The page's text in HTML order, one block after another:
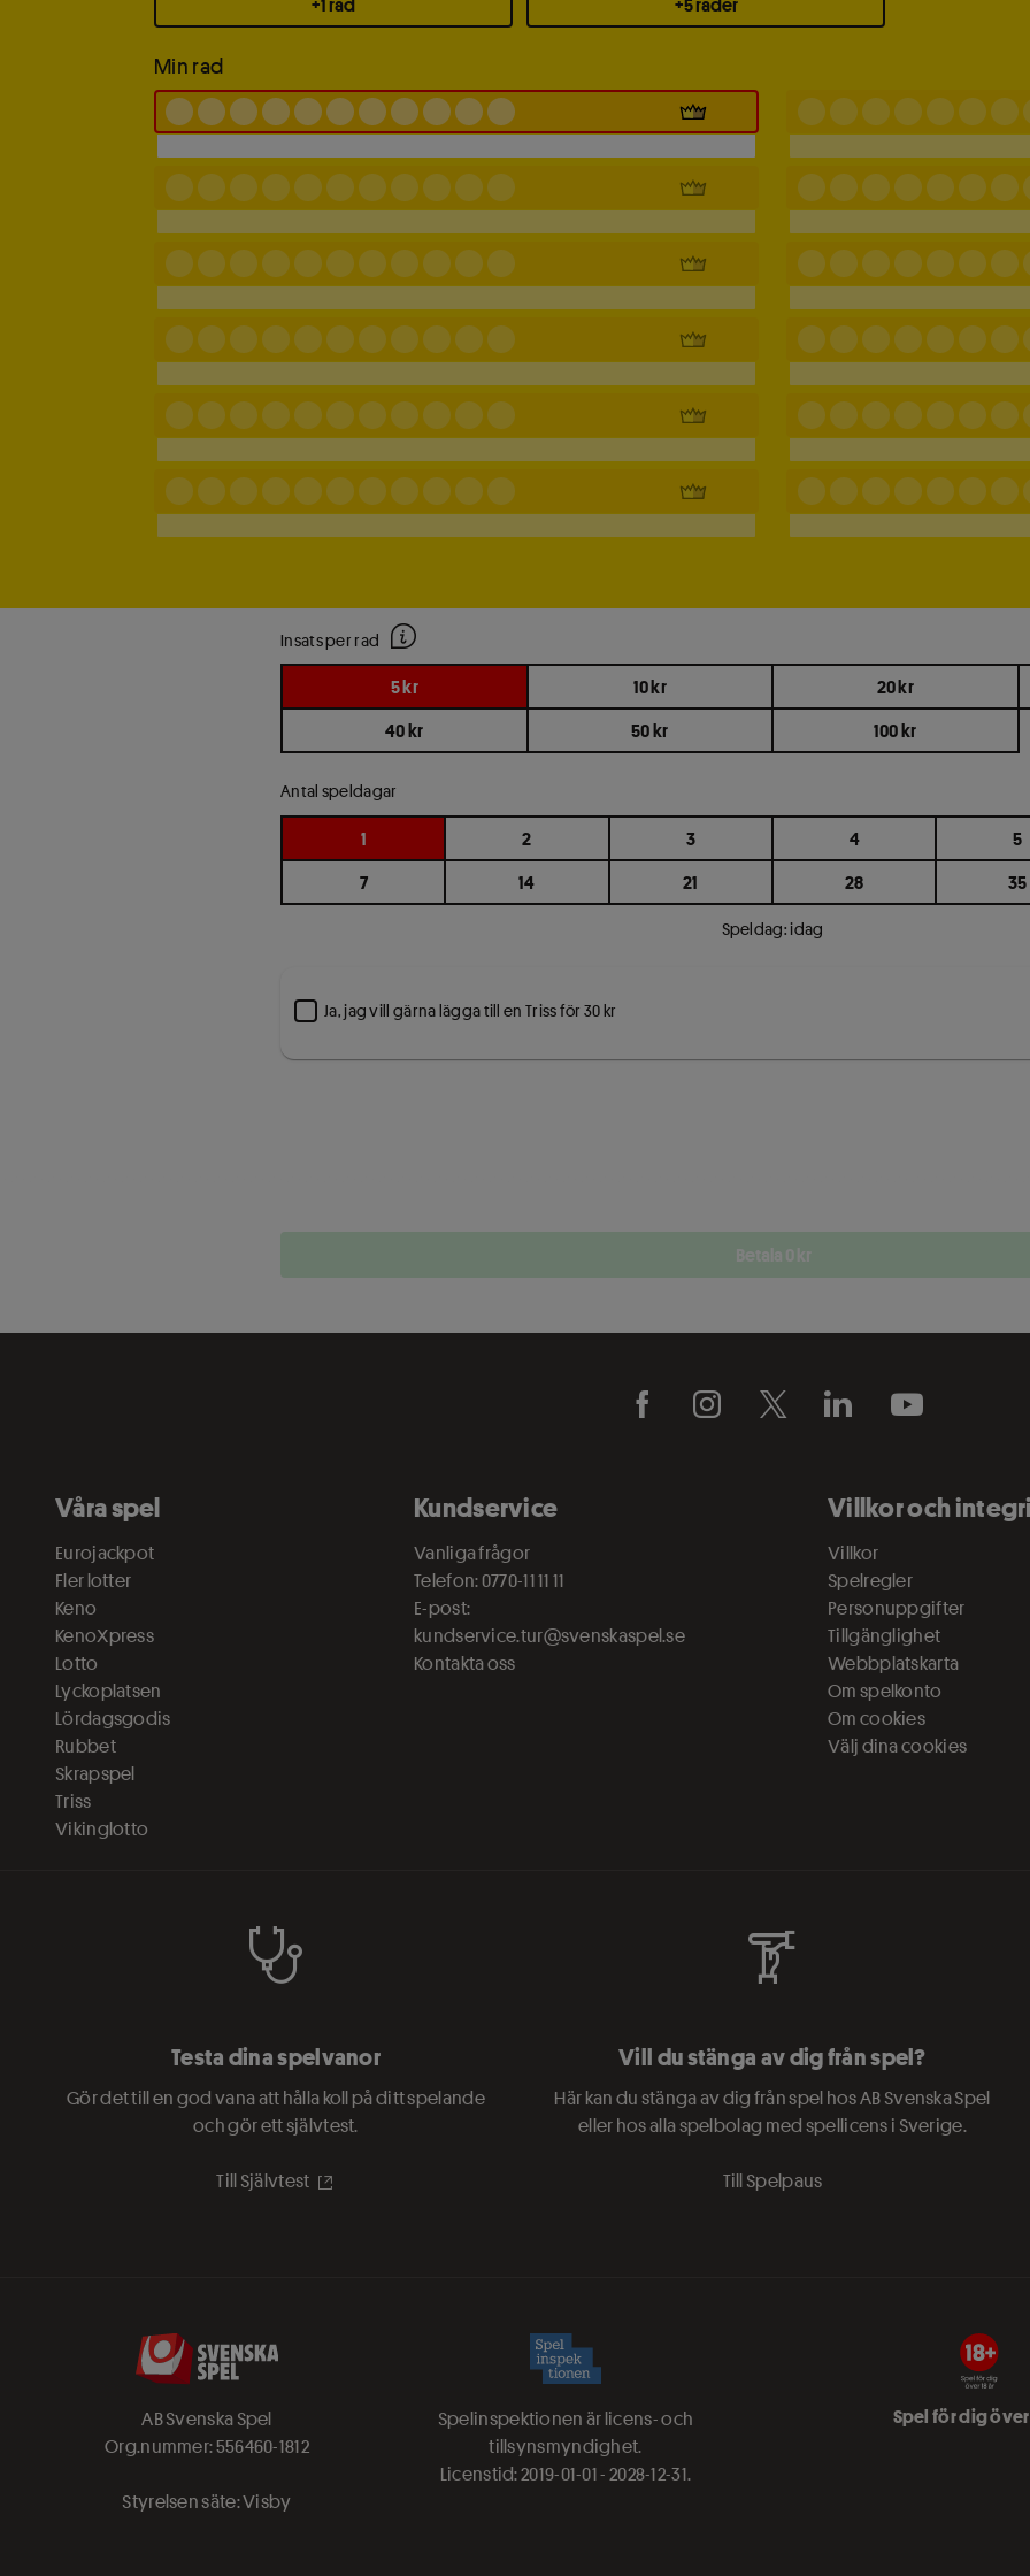
+1 rad +5 rader
Min rad
per
rad
Insats per rad
5 kr 10 kr 20 kr
40 kr 50 kr 100 kr
Antal
speldagar
Antal speldagar
1 2 3 4 5
7 14 21 28 35
Speldag: idag
Ja, jag vill gärna lägga till en Triss för 30 kr
Våra spel
Eurojackpot
Fler lotter
Keno
KenoXpress
Lotto
Lyckoplatsen
Lördagsgodis
Rubbet
Skrapspel
Triss
Vikinglotto
Kundservice
Vanliga frågor
Telefon: 0770-11 11 11
E-post:
kundservice.tur@svenskaspel.se
Kontakta oss
Villkor och
Villkor
Spelregler
Personuppgifter
Tillgänglighet
Webbplatskarta
Om spelkonto
Om cookies
Välj dina cookies
Testa dina spelvanor
Gör det till en god vana att hålla koll på ditt spelande
och gör ett självtest.
Till Självtest
Vill du stänga av dig från spel?
Här kan du stänga av dig från spel hos AB Svenska Spel
eller hos alla spelbolag med spellicens i Sverige.
Till Spelpaus
AB Svenska Spel
Org.nummer: 556460-1812
Styrelsen säte: Visby
Spelinspektionen är licens- och
tillsynsmyndighet.
Licenstid: 2019-01-01 - 2028-12-31.
Spel för dig över